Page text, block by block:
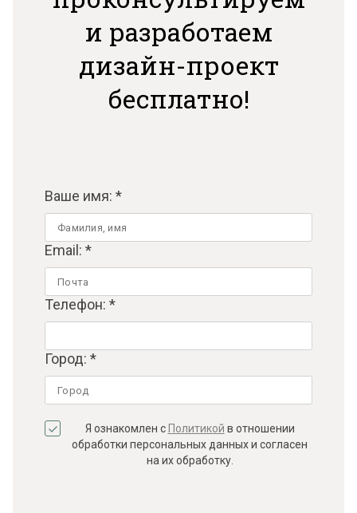
и разработаем
дизайн-проект
бесплатно!
Ваше имя: *
Email: *
Телефон: *
Город: *
Я ознакомлен с Политикой в отношении
обработки персональных данных и согласен
на их обработку.